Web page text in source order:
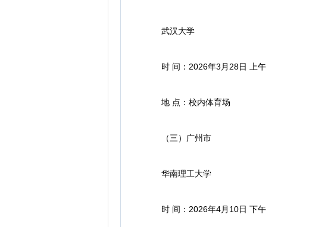
武汉大学
时 间：2026年3月28日 上午
地 点：校内体育场
（三）广州市
华南理工大学
时 间：2026年4月10日 下午